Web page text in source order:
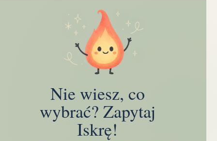
Nie wiesz, co
wybrać? Zapytaj
Iskrę!